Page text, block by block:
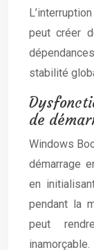
peut créer
stabilité
de
Windows
démarrage
en
pendant la
peut